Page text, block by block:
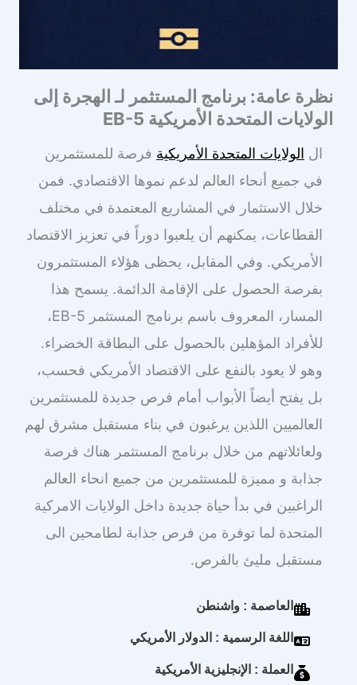
نظرة عامة: برنامج المستثمر لـ الهجرة إلى
الولايات المتحدة الأمريكية EB-5
ال الولايات المتحدة الأمريكية فرصة للمستثمرين
في جميع أنحاء العالم لدعم نموها الاقتصادي. فمن
خلال الاستثمار في المشاريع المعتمدة في مختلف
القطاعات، يمكنهم أن يلعبوا دوراً في تعزيز الاقتصاد
الأمريكي. وفي المقابل، يحظى هؤلاء المستثمرون
بفرصة الحصول على الإقامة الدائمة. يسمح هذا
المسار، المعروف باسم برنامج المستثمر EB-5،
للأفراد المؤهلين بالحصول على البطاقة الخضراء.
وهو لا يعود بالنفع على الاقتصاد الأمريكي فحسب،
بل يفتح أيضاً الأبواب أمام فرص جديدة للمستثمرين
العالميين اللذين يرغبون في بناء مستقبل مشرق لهم
ولعائلاتهم من خلال برنامج المستثمر هناك فرصة
جذابة و مميزة للمستثمرين من جميع انحاء العالم
الراغبين في بدأ حياة جديدة داخل الولايات الامركية
المتحدة لما توفرة من فرص جذابة لطامحين الى
مستقبل مليئ بالفرص.
العاصمة : واشنطن
اللغة الرسمية : الدولار الأمريكي
العملة : الإنجليزية الأمريكية